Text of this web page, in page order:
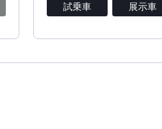
試乗車 展示車